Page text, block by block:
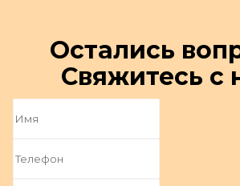
Остались
Свяжитесь с